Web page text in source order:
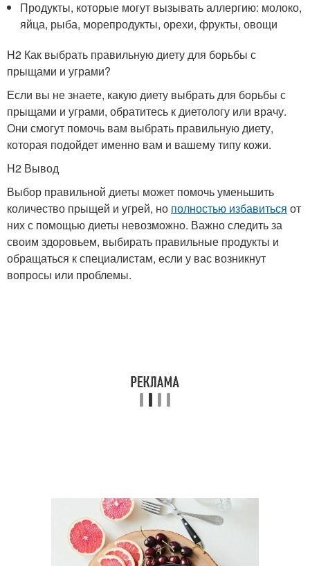
Продукты, которые могут вызывать аллергию: молоко,
яйца, рыба, морепродукты, орехи, фрукты, овощи
H2 Как выбрать правильную диету для борьбы с
прыщами и уграми?
Если вы не знаете, какую диету выбрать для борьбы с
прыщами и уграми, обратитесь к диетологу или врачу.
Они смогут помочь вам выбрать правильную диету,
которая подойдет именно вам и вашему типу кожи.
H2 Вывод
Выбор правильной диеты может помочь уменьшить
количество прыщей и угрей, но полностью избавиться от
них с помощью диеты невозможно. Важно следить за
своим здоровьем, выбирать правильные продукты и
обращаться к специалистам, если у вас возникнут
вопросы или проблемы.